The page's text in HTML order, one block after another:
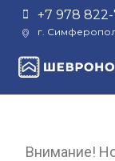
+7 978
г.
Внимание!